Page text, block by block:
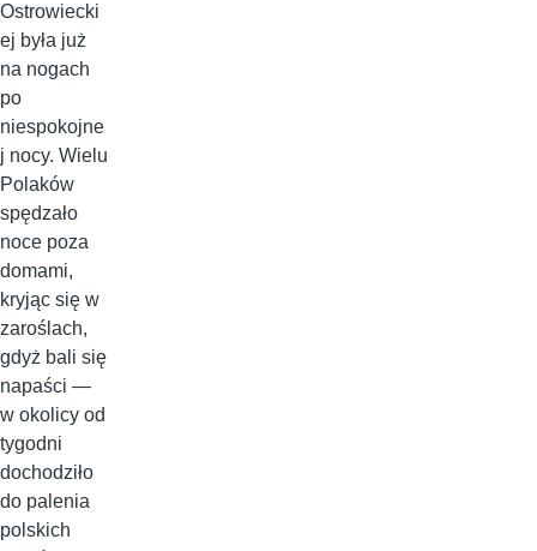
Ostrowiecki
ej była już
na nogach
po
niespokojne
j nocy. Wielu
Polaków
spędzało
noce poza
domami,
kryjąc się w
zaroślach,
gdyż bali się
napaści —
w okolicy od
tygodni
dochodziło
do palenia
polskich